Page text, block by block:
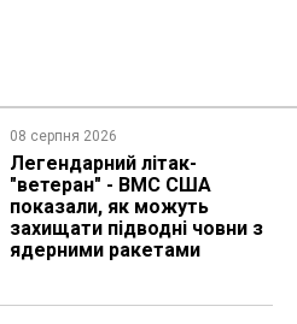
08 серпня 2026
Легендарний літак-
"ветеран" - ВМС США
показали, як можуть
захищати підводні човни з
ядерними ракетами